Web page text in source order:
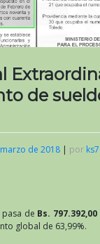
de
de 2018 | por
pasa de Bs. 797.392,00
global de 63,99%.